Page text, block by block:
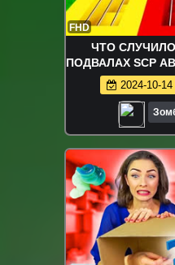
FHD
ЧТО
ПОДВАЛАХ SCP
МЕСТЬ
В
2024-10-